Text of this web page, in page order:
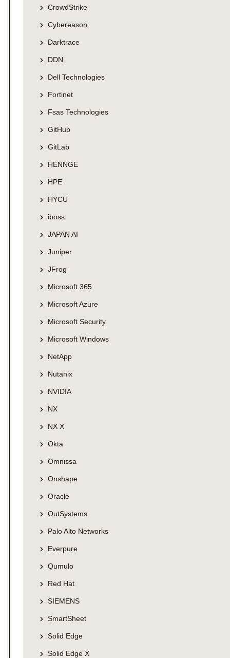
CrowdStrike
Cybereason
Darktrace
DDN
Dell Technologies
Fortinet
Fsas Technologies
GitHub
GitLab
HENNGE
HPE
HYCU
iboss
JAPAN AI
Juniper
JFrog
Microsoft 365
Microsoft Azure
Microsoft Security
Microsoft Windows
NetApp
Nutanix
NVIDIA
NX
NX X
Okta
Omnissa
Onshape
Oracle
OutSystems
Palo Alto Networks
Everpure
Qumulo
Red Hat
SIEMENS
SmartSheet
Solid Edge
Solid Edge X